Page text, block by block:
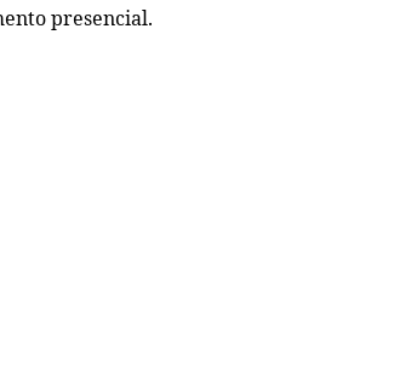
presencial.